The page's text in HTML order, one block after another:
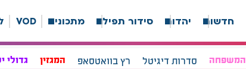
חדשות יהדות סידור תפילה מתכונים VOD
סדרות דיגיטל רץ בוואטסאפ המגזין גדולי